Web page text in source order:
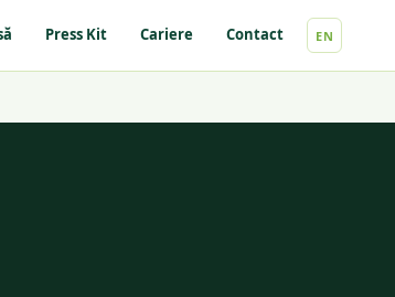
Press Kit Cariere Contact EN